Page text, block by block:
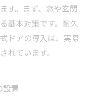
す。まず、窓や玄関
基本対策です。耐久
ドアの導入は、実際
れています。
設置